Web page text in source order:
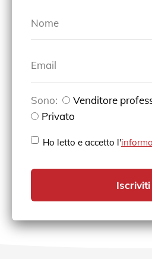
Nome
Email
Sono:
Venditore
Privato
Ho letto e accetto l'
Iscriviti